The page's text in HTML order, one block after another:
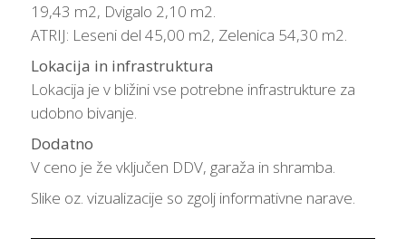
19,43 m2, Dvigalo 2,10 m2.
ATRIJ: Leseni del 45,00 m2, Zelenica 54,30 m2.
Lokacija in infrastruktura
Lokacija je v bližini vse potrebne infrastrukture za
udobno bivanje.
Dodatno
V ceno je že vključen DDV, garaža in shramba.
Slike oz. vizualizacije so zgolj informativne narave.